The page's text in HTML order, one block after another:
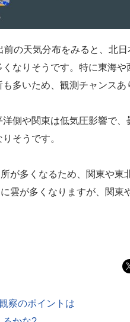
前の天気分布をみると、北
なりそうです。特に東海
多いため、観測チャンスあ
側や関東は低気圧影響で
そうです。
が多くなるため、関東や東
雲が多くなりますが、関東
察のポイントは